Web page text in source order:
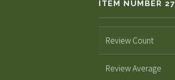
ITEM NUMBER 27
Review Count
Review Average